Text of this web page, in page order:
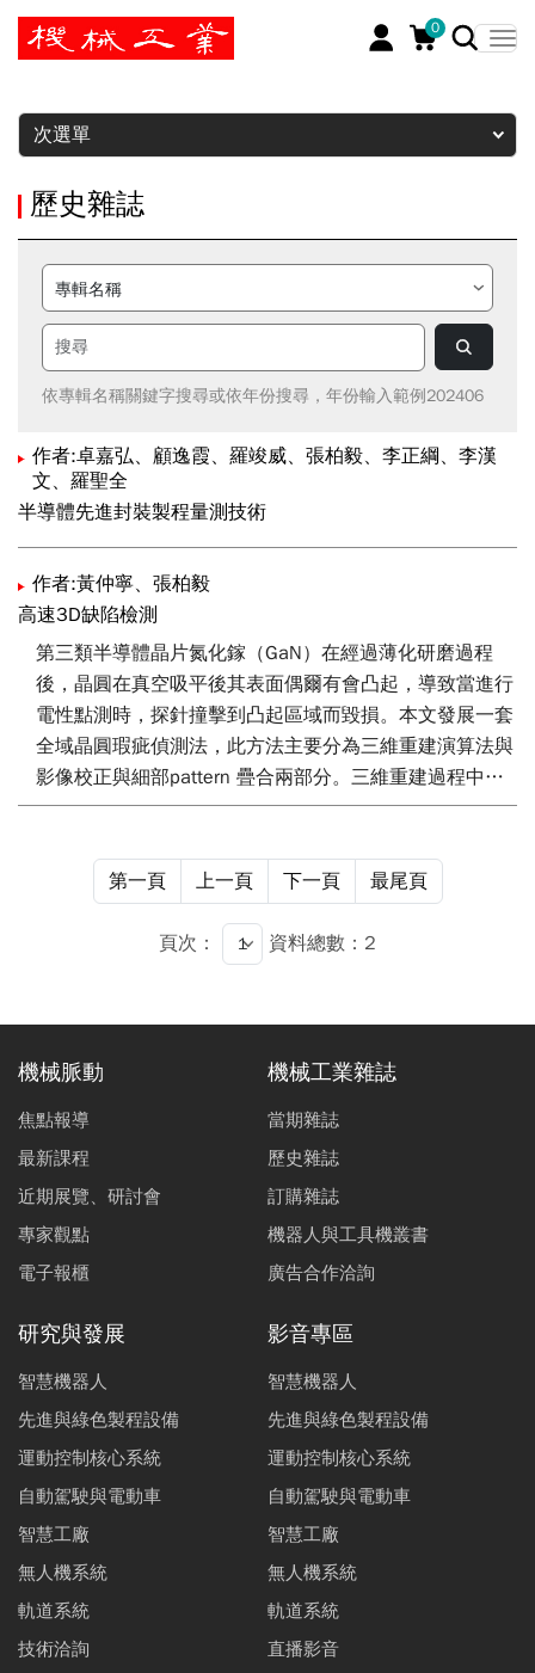
0
暫停
次選單
歷史雜誌
依專輯名稱關鍵字搜尋或依年份搜尋，年份輸入範例202406
作者:卓嘉弘、顧逸霞、羅竣威、張柏毅、李正綱、李漢
文、羅聖全
半導體先進封裝製程量測技術
作者:黃仲寧、張柏毅
高速3D缺陷檢測
第三類半導體晶片氮化鎵（GaN）在經過薄化研磨過程
後，晶圓在真空吸平後其表面偶爾有會凸起，導致當進行
電性點測時，探針撞擊到凸起區域而毀損。本文發展一套
全域晶圓瑕疵偵測法，此方法主要分為三維重建演算法與
影像校正與細部pattern 疊合兩部分。三維重建過程中，
以條紋反射架構為基礎，利用相機擷取晶圓影像以及經由
開演算法分析條紋變形量，再將其進行積分重建三維形
貌。而影像校正與pattern 疊合以晶圓的缺口（Notch）為
基準，對影像進行旋轉校正，之後再以亞像素（Sub-
Pixel）重建晶圓的die map。透過整合重建後的三維資訊
點周圍進行警示區域標記，避免探針撞擊。
第一頁 上一頁 下一頁 最尾頁
頁次： 資料總數：2
機械脈動
焦點報導
最新課程
近期展覽、研討會
專家觀點
電子報櫃
機械工業雜誌
當期雜誌
歷史雜誌
訂購雜誌
機器人與工具機叢書
廣告合作洽詢
研究與發展
智慧機器人
先進與綠色製程設備
運動控制核心系統
自動駕駛與電動車
智慧工廠
無人機系統
軌道系統
技術洽詢
影音專區
智慧機器人
先進與綠色製程設備
運動控制核心系統
自動駕駛與電動車
智慧工廠
無人機系統
軌道系統
直播影音